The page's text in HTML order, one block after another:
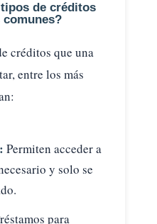
de créditos
comunes?
créditos que una
entre los más
Permiten acceder a
y solo se
para